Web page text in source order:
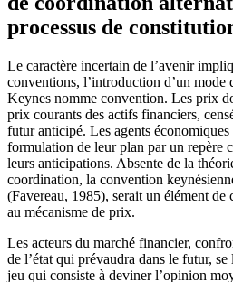
processus de
Le caractère incertain de l’avenir
conventions, l’introduction d’un
Keynes nomme convention. Les prix
prix courants des actifs financiers,
futur anticipé. Les agents économiques
formulation de leur plan par un repère
leurs anticipations. Absente de la
coordination, la convention
(Favereau, 1985), serait un élément
au mécanisme de prix.
Les acteurs du marché financier,
de l’état qui prévaudra dans le futur,
jeu qui consiste à deviner l’opinion